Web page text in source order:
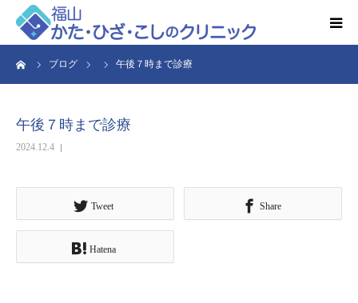
ブログ 午後７時まで診療
午後７時まで診療
2024.12.4
Tweet Share
Hatena
HOME
得意とする検査・治療
リハビリ予約